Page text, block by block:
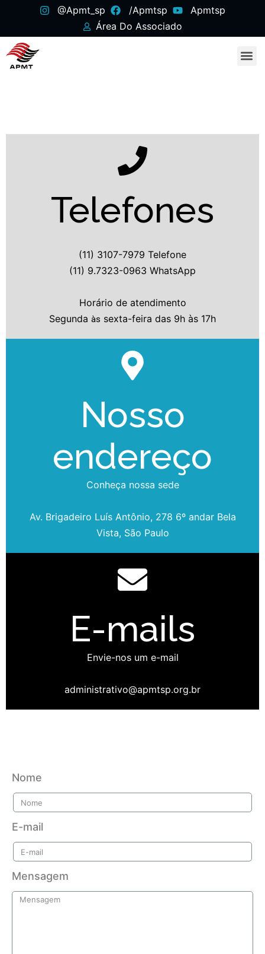
@apmt_sp /apmtsp
Apmtsp
Área Do Associado
Telefones
(11) 3107-7979 Telefone
(11) 9.7323-0963 WhatsApp
Horário de atendimento
Segunda às sexta-feira das 9h às 17h
Nosso
endereço
Conheça nossa sede
Av. Brigadeiro Luís Antônio, 278 6º andar Bela
Vista, São Paulo
E-mails
Envie-nos um e-mail
administrativo@apmtsp.org.br
Nome
E-mail
Mensagem